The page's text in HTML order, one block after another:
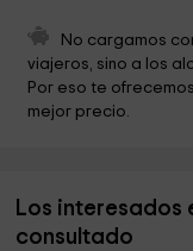
Iglesia de San Cornelio
Iglesia Parroquial
No cargamos
viajeros, sino a los
Por eso te
mejor precio.
Los interesados
consultado